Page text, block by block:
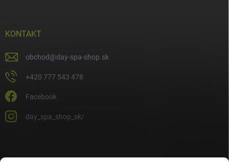
KONTAKT
obchod@day-spa-shop.sk
+420 777 543 478
Facebook
day_spa_shop_sk/